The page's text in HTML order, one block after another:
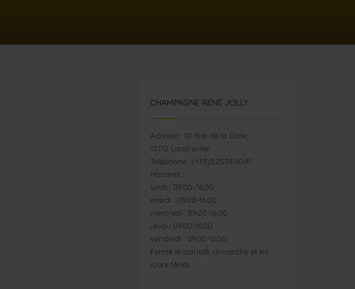
CHAMPAGNE RENÉ JOLLY
Adresse : 10 Rue de la Gare,
10110 Landreville
Téléphone : (+33)3.25.38.50.91
Horaires :
lundi : 09:00–16:00
mardi : 09:00-16:00
mercredi : 09:00-16:00
jeudi : 09:00-16:00
vendredi : 09:00-12:00
Fermé le samedi, dimanche et les
jours fériés.